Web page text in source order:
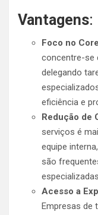
Vantagens:
Foco no
concentre-se
delegando
eficiência e
Redução de
serviços é
equipe
são
Acesso a
Empresas de